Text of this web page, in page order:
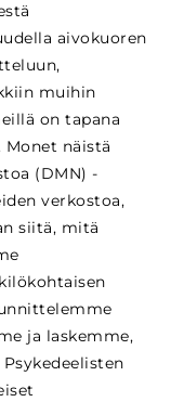
aivokuoren
muihin
on tapana
Monet näistä
(DMN) -
verkostoa,
siitä, mitä
ja laskemme,
Psykedeelisten